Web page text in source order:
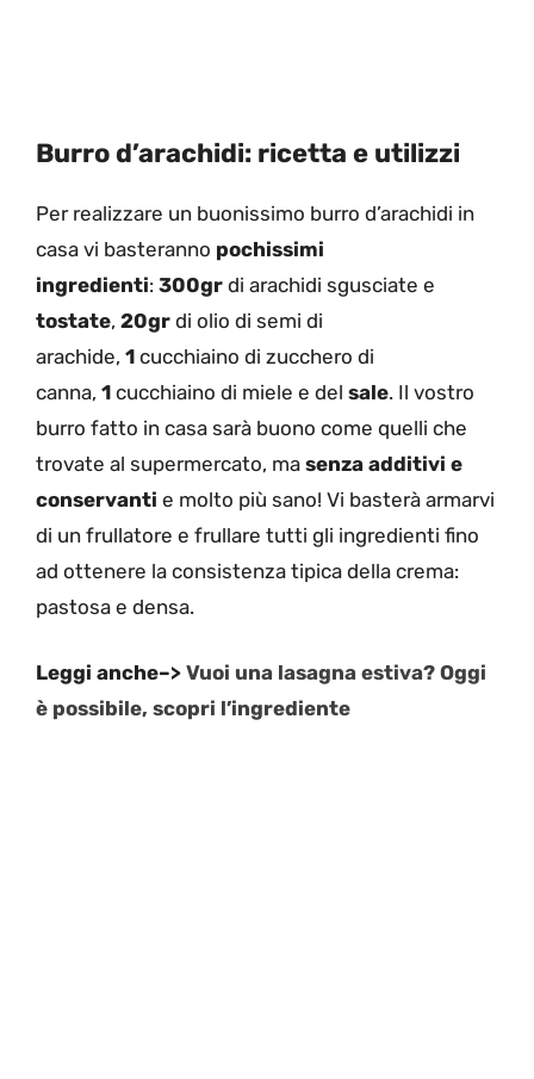
Burro d’arachidi: ricetta e utilizzi
Per realizzare un buonissimo burro d’arachidi in
casa vi basteranno pochissimi
ingredienti: 300gr di arachidi sgusciate e
tostate, 20gr di olio di semi di
arachide, 1 cucchiaino di zucchero di
canna, 1 cucchiaino di miele e del sale. Il vostro
burro fatto in casa sarà buono come quelli che
trovate al supermercato, ma senza additivi e
conservanti e molto più sano! Vi basterà armarvi
di un frullatore e frullare tutti gli ingredienti fino
ad ottenere la consistenza tipica della crema:
pastosa e densa.
Leggi anche–> Vuoi una lasagna estiva? Oggi
è possibile, scopri l’ingrediente